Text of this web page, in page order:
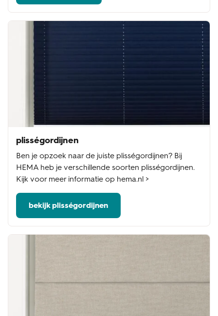
plisségordijnen
Ben je opzoek naar de juiste plisségordijnen? Bij
HEMA heb je verschillende soorten plisségordijnen.
Kijk voor meer informatie op hema.nl >
bekijk plisségordijnen